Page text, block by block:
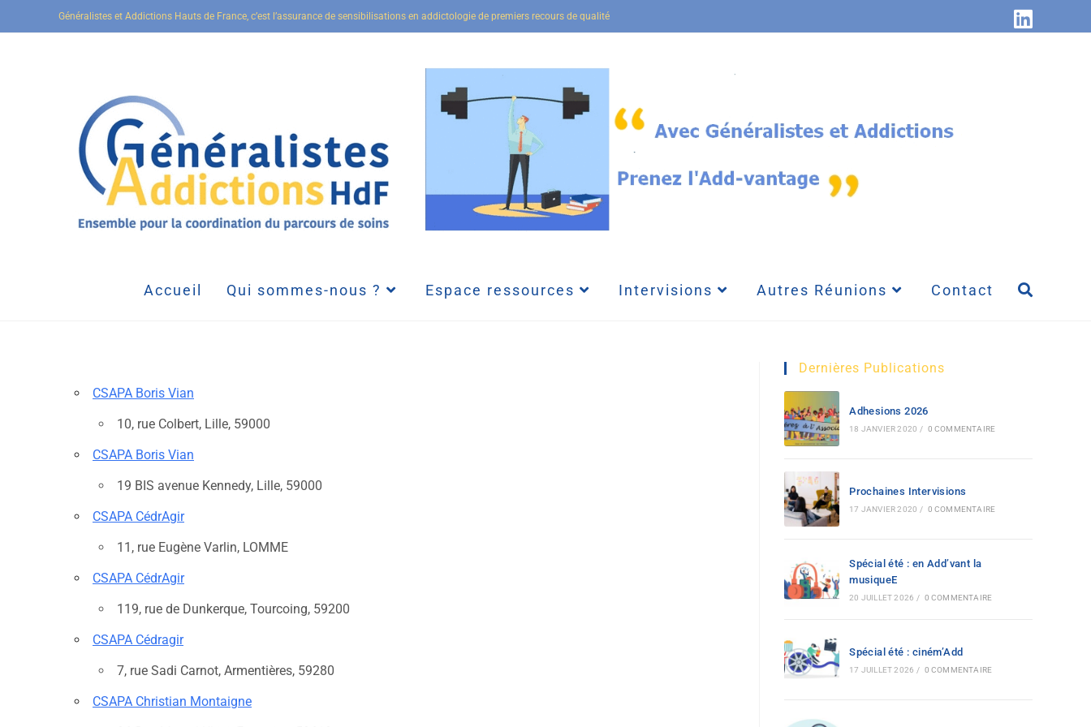
Généralistes et Addictions Hauts de France, c’est l’assurance de sensibilisations en addictologie de premiers recours de qualité
Accueil Qui sommes-nous ? Espace ressources Intervisions Autres Réunions Contact
CSAPA Boris Vian
10, rue Colbert, Lille, 59000
CSAPA Boris Vian
19 BIS avenue Kennedy, Lille, 59000
CSAPA CédrAgir
11, rue Eugène Varlin, LOMME
CSAPA CédrAgir
119, rue de Dunkerque, Tourcoing, 59200
CSAPA Cédragir
7, rue Sadi Carnot, Armentières, 59280
CSAPA Christian Montaigne
Dernières Publications
Adhesions 2026
18 JANVIER 2020 / 0 COMMENTAIRE
Prochaines Intervisions
17 JANVIER 2020 / 0 COMMENTAIRE
Spécial été : en Add’vant la
musiqueE
20 JUILLET 2026 / 0 COMMENTAIRE
Spécial été : ciném’Add
17 JUILLET 2026 / 0 COMMENTAIRE